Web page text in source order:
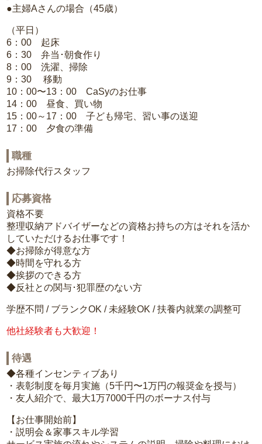
●主婦Aさんの場合（45歳）
（平日）
6：00 起床
6：30 弁当･朝食作り
8：00 洗濯、掃除
9：30 移動
10：00〜13：00 CaSyのお仕事
14：00 昼食、買い物
15：00～17：00 子ども帰宅、習い事の送迎
17：00 夕食の準備
職種
お掃除代行スタッフ
応募資格
資格不要
整理収納アドバイザーなどの資格お持ちの方はそれを活か
していただけるお仕事です！
◆お掃除が得意な方
◆時間を守れる方
◆挨拶のできる方
◆反社との関与･犯罪歴のない方
学歴不問 / ブランクOK / 未経験OK / 扶養内就業の調整可
他社経験者も大歓迎！
待遇
◆各種インセンティブあり
・表彰制度を毎月実施（5千円〜1万円の報奨金を授与）
・友人紹介で、最大1万7000千円のボーナス付与
【お仕事開始前】
・説明会＆家事スキル学習